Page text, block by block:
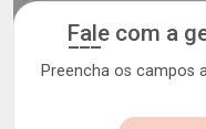
Fale com a
Preencha os campos